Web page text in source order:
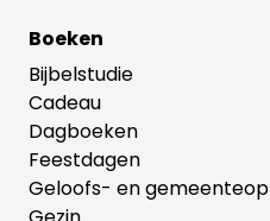
Boeken
Bijbelstudie
Cadeau
Dagboeken
Feestdagen
Geloofs- en